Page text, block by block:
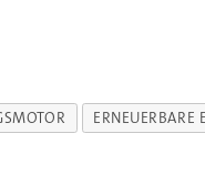
ERNEUERBARE